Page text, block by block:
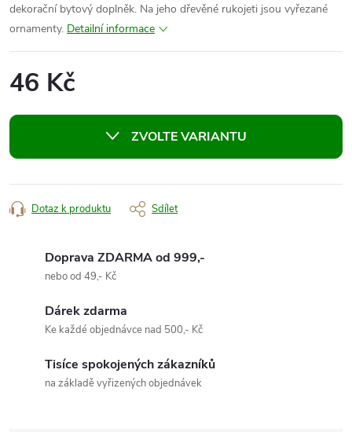
dekorační bytový doplněk. Na jeho dřevěné rukojeti jsou vyřezané
ornamenty. Detailní informace
46 Kč
cena:
ZVOLTE VARIANTU
Dotaz k produktu Sdílet
Doprava ZDARMA od 999,-
nebo od 49,- Kč
Dárek zdarma
Ke každé objednávce nad 500,- Kč
Tisíce spokojených zákazníků
na základě vyřizených objednávek